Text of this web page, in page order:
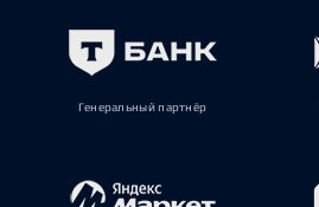
Генеральный партнёр